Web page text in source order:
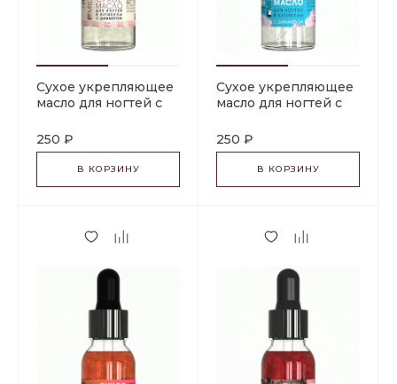
Сухое укрепляющее
масло для ногтей с
KISS". 15 мл Milv
250 ₽
В КОРЗИНУ
Сухое укрепляющее
масло для ногтей с
DREAMS". 15 мл Milv
250 ₽
В КОРЗИНУ